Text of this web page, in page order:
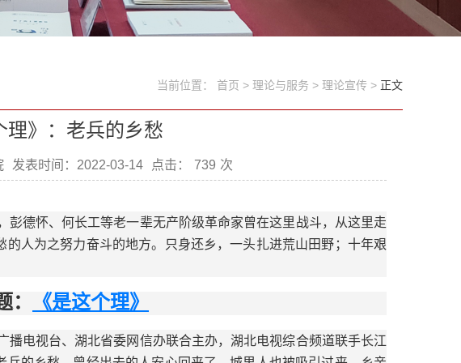
当前位置： 首页 > 理论与服务 > 理论宣传 > 正文
理》：老兵的乡愁
发表时间：2022-03-14 点击： 739 次
彭德怀、何长工等老一辈无产阶级革命家曾在这里战斗，从这里走
人为之努力奋斗的地方。只身还乡，一头扎进荒山田野；十年艰
： 《是这个理》
播电视台、湖北省委网信办联合主办，湖北电视综合频道联手长江